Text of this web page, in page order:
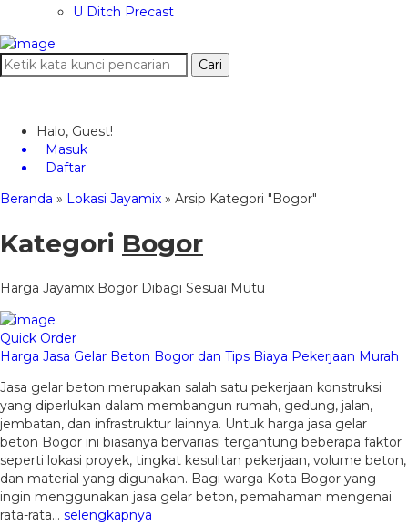
U Ditch Precast
Cari
Halo, Guest!
Masuk
Daftar
Beranda » Lokasi Jayamix » Arsip Kategori "Bogor"
Kategori Bogor
Harga Jayamix Bogor Dibagi Sesuai Mutu
Quick Order
Harga Jasa Gelar Beton Bogor dan Tips Biaya Pekerjaan Murah
Jasa gelar beton merupakan salah satu pekerjaan konstruksi
yang diperlukan dalam membangun rumah, gedung, jalan,
jembatan, dan infrastruktur lainnya. Untuk harga jasa gelar
beton Bogor ini biasanya bervariasi tergantung beberapa faktor
seperti lokasi proyek, tingkat kesulitan pekerjaan, volume beton,
dan material yang digunakan. Bagi warga Kota Bogor yang
ingin menggunakan jasa gelar beton, pemahaman mengenai
rata-rata… selengkapnya